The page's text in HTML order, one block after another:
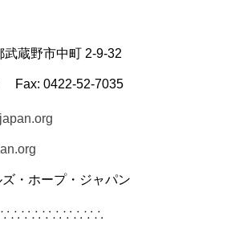
蔵野市中町 2-9-32
Fax: 0422-52-7035
・ホープ・ジャパン